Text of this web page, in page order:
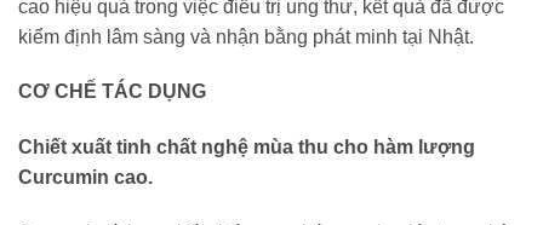
cao hiệu quả trong việc điều trị ung thư, kết quả đã được
kiểm định lâm sàng và nhận bằng phát minh tại Nhật.
CƠ CHẾ TÁC DỤNG
Chiết xuất tinh chất nghệ mùa thu cho hàm lượng
Curcumin cao.